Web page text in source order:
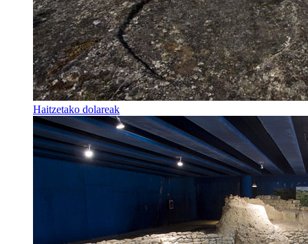
Haitzetako dolareak